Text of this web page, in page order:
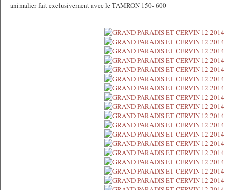
animalier fait exclusivement avec le TAMRON 150- 600